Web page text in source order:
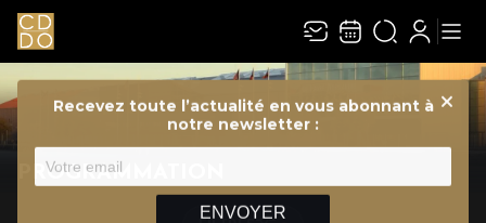
Recevez toute l’actualité en vous abonnant à
notre newsletter :
ENVOYER
PROGRAMMATION